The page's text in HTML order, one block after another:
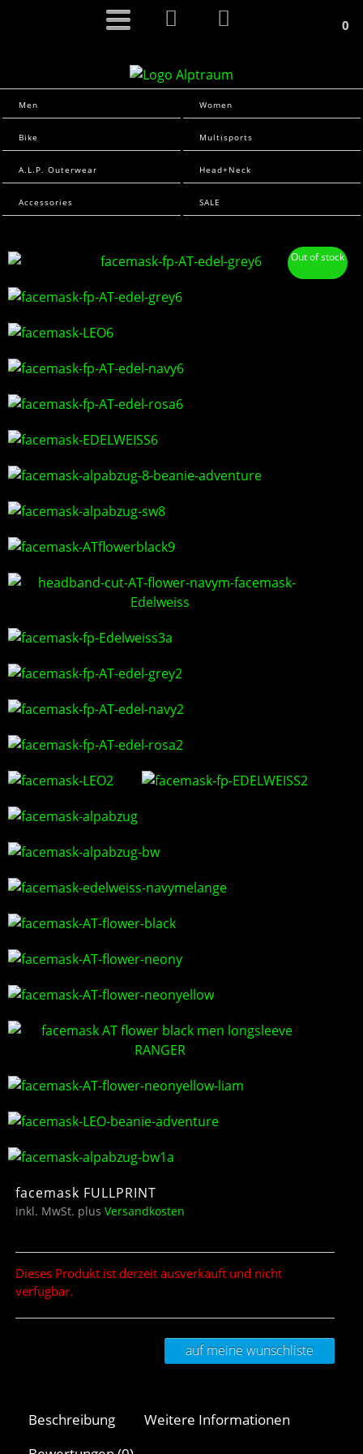
0
Men Women
Bike Multisports
A.L.P. Outerwear Head+Neck
Accessories SALE
Out of stock
facemask FULLPRINT
inkl. MwSt. plus Versandkosten
Dieses Produkt ist derzeit ausverkauft und nicht
verfügbar.
auf meine wunschliste
Beschreibung
Weitere Informationen